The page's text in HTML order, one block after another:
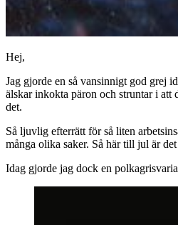
Hej,
Jag gjorde en så vansinnigt god grej
älskar inkokta päron och struntar i att
det.
Så ljuvlig efterrätt för så liten
många olika saker. Så här till jul är
Idag gjorde jag dock en